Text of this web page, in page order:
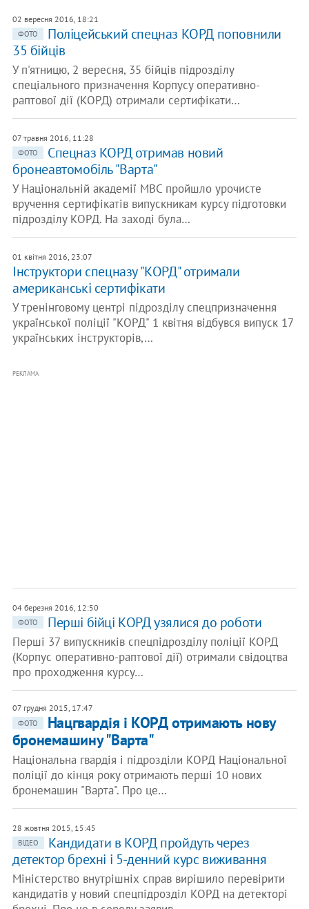
02 вересня 2016, 18:21
ФОТО
Поліцейський спецназ КОРД поповнили
35 бійців
У п'ятницю, 2 вересня, 35 бійців підрозділу
спеціального призначення Корпусу оперативно-
раптової дії (КОРД) отримали сертифікати…
07 травня 2016, 11:28
ФОТО
Спецназ КОРД отримав новий
бронеавтомобіль "Варта"
У Національній академії МВС пройшло урочисте
вручення сертифікатів випускникам курсу підготовки
підрозділу КОРД. На заході була…
01 квітня 2016, 23:07
Інструктори спецназу "КОРД" отримали
американські сертифікати
У тренінговому центрі підрозділу спецпризначення
української поліції "КОРД" 1 квітня відбувся випуск 17
українських інструкторів,…
РЕКЛАМА
04 березня 2016, 12:50
ФОТО Перші бійці КОРД узялися до роботи
Перші 37 випускників спецпідрозділу поліції КОРД
(Корпус оперативно-раптової дії) отримали свідоцтва
про проходження курсу…
07 грудня 2015, 17:47
ФОТО
Нацгвардія і КОРД отримають нову
бронемашину "Варта"
Національна гвардія і підрозділи КОРД Національної
поліції до кінця року отримають перші 10 нових
бронемашин "Варта". Про це…
28 жовтня 2015, 15:45
ВІДЕО
Кандидати в КОРД пройдуть через
детектор брехні і 5-денний курс виживання
Міністерство внутрішніх справ вирішило перевірити
кандидатів у новий спецпідрозділ КОРД на детекторі